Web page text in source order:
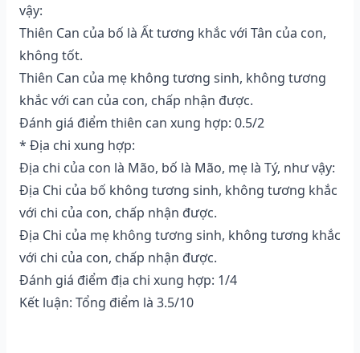
vậy:
Thiên Can của bố là Ất tương khắc với Tân của con,
không tốt.
Thiên Can của mẹ không tương sinh, không tương
khắc với can của con, chấp nhận được.
Đánh giá điểm thiên can xung hợp: 0.5/2
* Địa chi xung hợp:
Địa chi của con là Mão, bố là Mão, mẹ là Tý, như vậy:
Địa Chi của bố không tương sinh, không tương khắc
với chi của con, chấp nhận được.
Địa Chi của mẹ không tương sinh, không tương khắc
với chi của con, chấp nhận được.
Đánh giá điểm địa chi xung hợp: 1/4
Kết luận: Tổng điểm là 3.5/10